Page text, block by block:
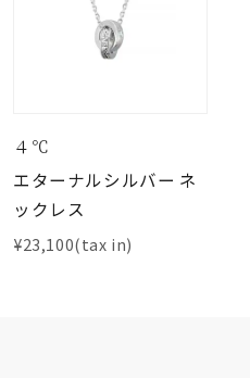
４℃
エターナルシルバー ネ
ックレス
¥23,100(tax in)